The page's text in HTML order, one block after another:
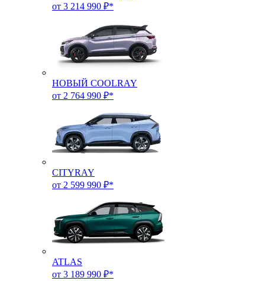
от 3 214 990 ₽*
НОВЫЙ COOLRAY
от 2 764 990 ₽*
CITYRAY
от 2 599 990 ₽*
ATLAS
от 3 189 990 ₽*